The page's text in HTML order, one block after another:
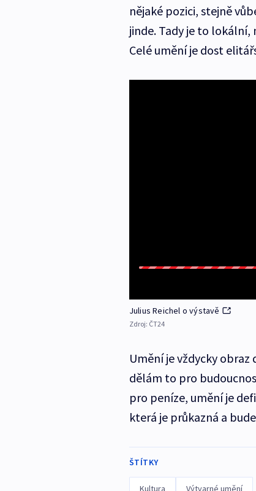
nějaké pozici, stejně
jinde. Tady je to lokální,
Celé umění je dost
Julius Reichel o výstavě
Zdroj: ČT24
Umění je vždycky
dělám to pro
pro peníze, umění je
která je průkazná a
ŠTÍTKY
Kultura Výtvarné umění